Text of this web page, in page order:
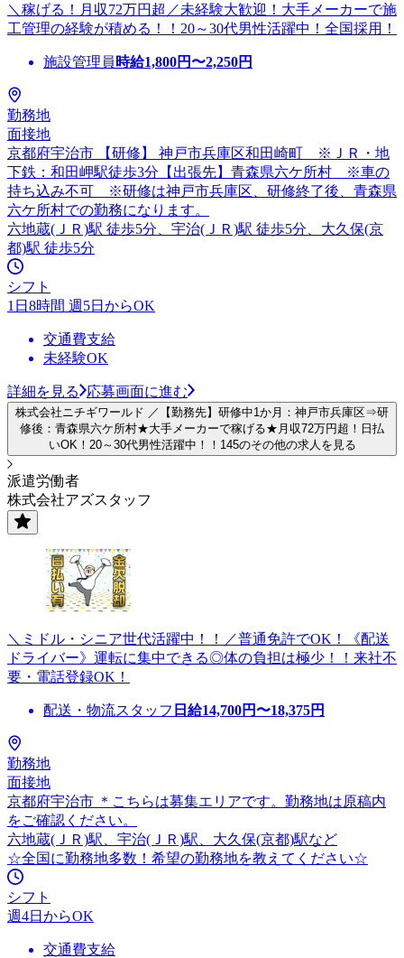
＼稼げる！月収72万円超／未経験大歓迎！大手メーカーで施
工管理の経験が積める！！20～30代男性活躍中！全国採用！
施設管理員 時給1,800円〜2,250円
勤務地
面接地
京都府宇治市 【研修】 神戸市兵庫区和田崎町 ※ＪＲ・地
下鉄：和田岬駅徒歩3分【出張先】青森県六ケ所村 ※車の
持ち込み不可 ※研修は神戸市兵庫区、研修終了後、青森県
六ケ所村での勤務になります。
六地蔵(ＪＲ)駅 徒歩5分、宇治(ＪＲ)駅 徒歩5分、大久保(京
都)駅 徒歩5分
シフト
1日8時間 週5日からOK
交通費支給
未経験OK
詳細を見る 応募画面に進む
株式会社ニチギワールド ／【勤務先】研修中1か月：神戸市兵庫区⇒研
修後：青森県六ケ所村★大手メーカーで稼げる★月収72万円超！日払
いOK！20～30代男性活躍中！！145のその他の求人を見る
派遣労働者
株式会社アズスタッフ
＼ミドル・シニア世代活躍中！！／普通免許でOK！《配送
ドライバー》運転に集中できる◎体の負担は極少！！来社不
要・電話登録OK！
配送・物流スタッフ 日給14,700円〜18,375円
勤務地
面接地
京都府宇治市 ＊こちらは募集エリアです。勤務地は原稿内
をご確認ください。
六地蔵(ＪＲ)駅、宇治(ＪＲ)駅、大久保(京都)駅など
☆全国に勤務地多数！希望の勤務地を教えてください☆
シフト
週4日からOK
交通費支給